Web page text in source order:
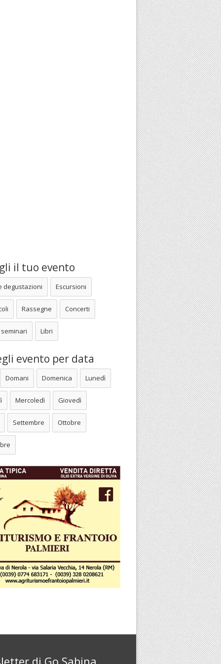
il tuo evento
degustazioni Escursioni
Rassegne Concerti
Libri
evento per data
Domani Domenica Lunedì
Mercoledì Giovedì
Settembre Ottobre
di Go Sabina